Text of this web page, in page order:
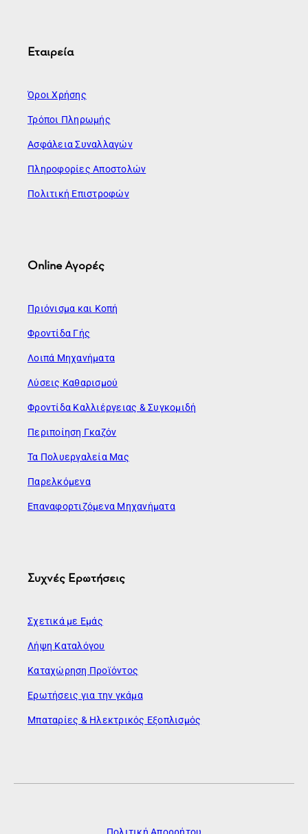
Εταιρεία
Όροι Χρήσης
Τρόποι Πληρωμής
Ασφάλεια Συναλλαγών
Πληροφορίες Αποστολών
Πολιτική Επιστροφών
Online Αγορές
Πριόνισμα και Κοπή
Φροντίδα Γής
Λοιπά Μηχανήματα
Λύσεις Καθαρισμού
Φροντίδα Καλλιέργειας & Συγκομιδή
Περιποίηση Γκαζόν
Τα Πολυεργαλεία Μας
Παρελκόμενα
Επαναφορτιζόμενα Μηχανήματα
Συχνές Ερωτήσεις
Σχετικά με Εμάς
Λήψη Καταλόγου
Καταχώρηση Προϊόντος
Ερωτήσεις για την γκάμα
Μπαταρίες & Ηλεκτρικός Εξοπλισμός